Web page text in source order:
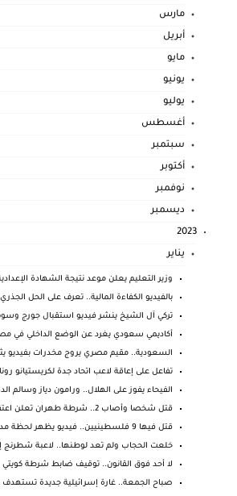
مارس
أبريل
مايو
يونيو
يوليو
أغسطس
سبتمبر
أكتوبر
نوفمبر
ديسمبر
2023
يناير
وزير التعليم يعلن موعد نتيجة الشهادة الإعدادية
بالفيديو الكفاءة المالية.. تعرف على الحل الجذري
تركي آل الشيخ ينشر فيديو استقبال جورج
أكاديمي سعودي يغرد عن الوضع الداخلي في مصر
السعودية.. مقيم مصري يروج مخدرات بفيديو
تفاعل على إعاقة لاعب اتحاد جدة لكريستيانو
الفيحاء يفوز على الهلال.. ورامون دياز وسالم
قتل شخصا وأصاب 2.. شرطة طهران تعلن اعتقال مسلح هاج...
قتل فيها 9 فلسطينيين.. فيديو يظهر لحظة مداهمة قوات...
خلعت الحجاب ولم تعد لوطنها.. لاعبة شطرنج
لا أحد فوق القانون.. توقيف ضابط شرطة كويتي
صباح الجمعة.. غارة إسرائيلية جديدة